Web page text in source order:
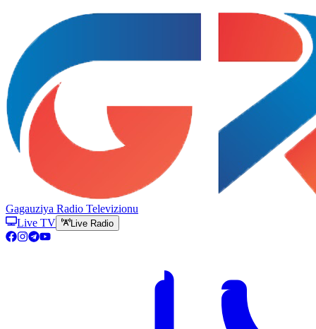
Gagauziya Radio Televizionu
Live TV
Live Radio